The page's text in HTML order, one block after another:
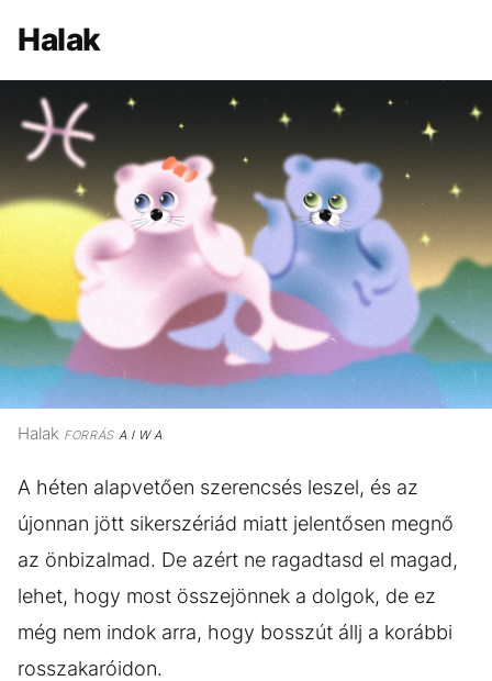
Halak
Halak FORRÁSA I W A
A héten alapvetően szerencsés leszel, és az
újonnan jött sikerszériád miatt jelentősen megnő
az önbizalmad. De azért ne ragadtasd el magad,
lehet, hogy most összejönnek a dolgok, de ez
még nem indok arra, hogy bosszút állj a korábbi
rosszakaróidon.